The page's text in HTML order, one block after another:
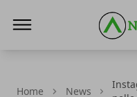
Home News